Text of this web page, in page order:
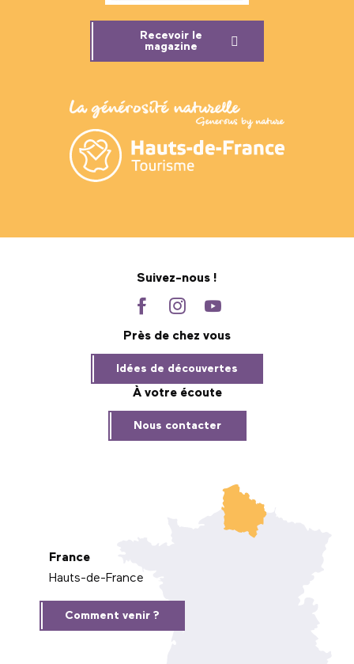
Recevoir le
magazine
Suivez-nous !
Près de chez vous
Idées de découvertes
À votre écoute
Nous contacter
France
Hauts-de-France
Comment venir ?